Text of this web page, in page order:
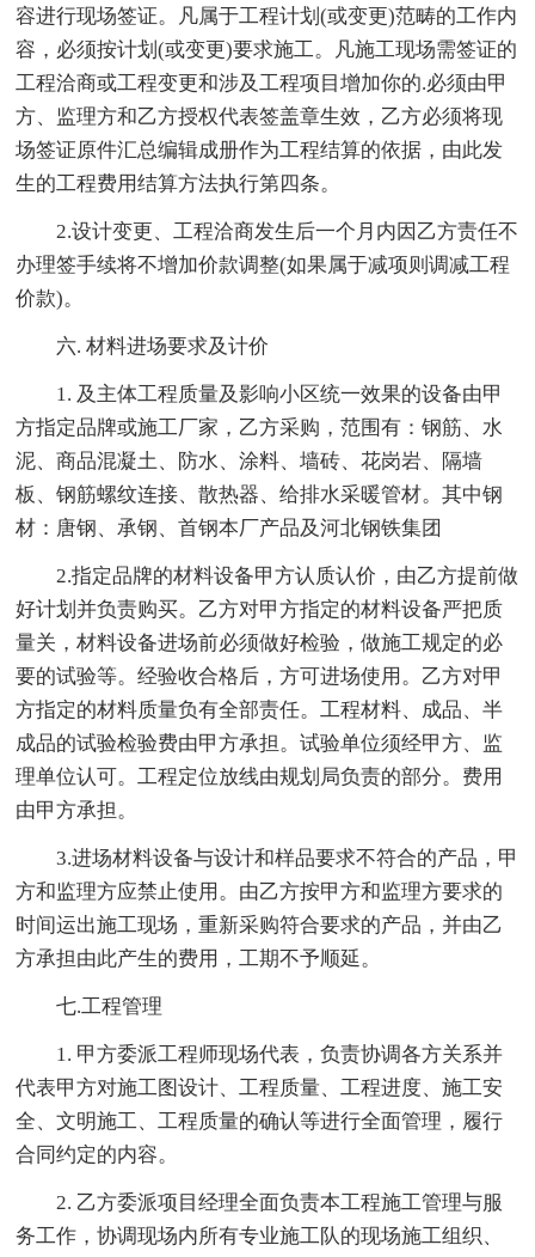
容进行现场签证。凡属于工程计划(或变更)范畴的工作内
容，必须按计划(或变更)要求施工。凡施工现场需签证的
工程洽商或工程变更和涉及工程项目增加你的.必须由甲
方、监理方和乙方授权代表签盖章生效，乙方必须将现
场签证原件汇总编辑成册作为工程结算的依据，由此发
生的工程费用结算方法执行第四条。
2.设计变更、工程洽商发生后一个月内因乙方责任不
办理签手续将不增加价款调整(如果属于减项则调减工程
价款)。
六. 材料进场要求及计价
1. 及主体工程质量及影响小区统一效果的设备由甲
方指定品牌或施工厂家，乙方采购，范围有：钢筋、水
泥、商品混凝土、防水、涂料、墙砖、花岗岩、隔墙
板、钢筋螺纹连接、散热器、给排水采暖管材。其中钢
材：唐钢、承钢、首钢本厂产品及河北钢铁集团
2.指定品牌的材料设备甲方认质认价，由乙方提前做
好计划并负责购买。乙方对甲方指定的材料设备严把质
量关，材料设备进场前必须做好检验，做施工规定的必
要的试验等。经验收合格后，方可进场使用。乙方对甲
方指定的材料质量负有全部责任。工程材料、成品、半
成品的试验检验费由甲方承担。试验单位须经甲方、监
理单位认可。工程定位放线由规划局负责的部分。费用
由甲方承担。
3.进场材料设备与设计和样品要求不符合的产品，甲
方和监理方应禁止使用。由乙方按甲方和监理方要求的
时间运出施工现场，重新采购符合要求的产品，并由乙
方承担由此产生的费用，工期不予顺延。
七.工程管理
1. 甲方委派工程师现场代表，负责协调各方关系并
代表甲方对施工图设计、工程质量、工程进度、施工安
全、文明施工、工程质量的确认等进行全面管理，履行
合同约定的内容。
2. 乙方委派项目经理全面负责本工程施工管理与服
务工作，协调现场内所有专业施工队的现场施工组织、